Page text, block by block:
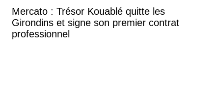
Mercato : Trésor Kouablé quitte les
Girondins et signe son premier contrat
professionnel